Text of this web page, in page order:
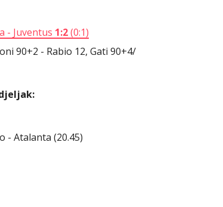
- Juventus 1:2(0:1)
90+2 - Rabio 12, Gati 90+4/
- Atalanta (20.45)